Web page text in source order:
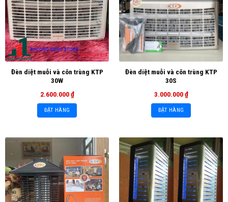
Đèn diệt muỗi và côn trùng KTP
30W
2.600.000₫
ĐẶT HÀNG
Đèn diệt muỗi và côn trùng KTP
30S
3.000.000₫
ĐẶT HÀNG